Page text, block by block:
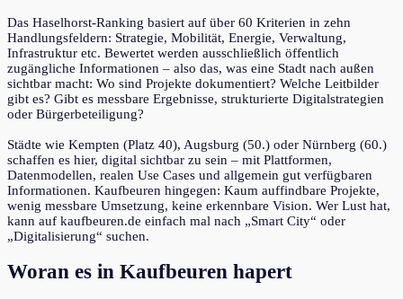
Das Haselhorst-Ranking basiert auf über 60 Kriterien in zehn
Handlungsfeldern: Strategie, Mobilität, Energie, Verwaltung,
Infrastruktur etc. Bewertet werden ausschließlich öffentlich
zugängliche Informationen – also das, was eine Stadt nach außen
sichtbar macht: Wo sind Projekte dokumentiert? Welche Leitbilder
gibt es? Gibt es messbare Ergebnisse, strukturierte Digitalstrategien
oder Bürgerbeteiligung?
Städte wie Kempten (Platz 40), Augsburg (50.) oder Nürnberg (60.)
schaffen es hier, digital sichtbar zu sein – mit Plattformen,
Datenmodellen, realen Use Cases und allgemein gut verfügbaren
Informationen. Kaufbeuren hingegen: Kaum auffindbare Projekte,
wenig messbare Umsetzung, keine erkennbare Vision. Wer Lust hat,
kann auf kaufbeuren.de einfach mal nach „Smart City“ oder
„Digitalisierung“ suchen.
Woran es in Kaufbeuren hapert